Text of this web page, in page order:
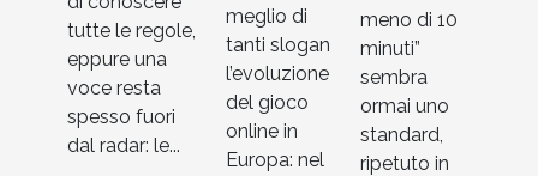
mai
tutte le regole,
eppure una
voce resta
spesso fuori
dal radar: le...
meglio di
tanti slogan
l’evoluzione
del gioco
online in
Europa: nel
moderni?
meno di 10
minuti”
sembra
ormai uno
standard,
ripetuto in